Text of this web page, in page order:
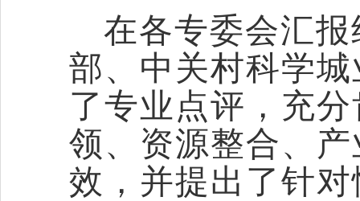
在各专委会汇
部、中关村科学
了专业点评，充
领、资源整合、
效，并提出了针